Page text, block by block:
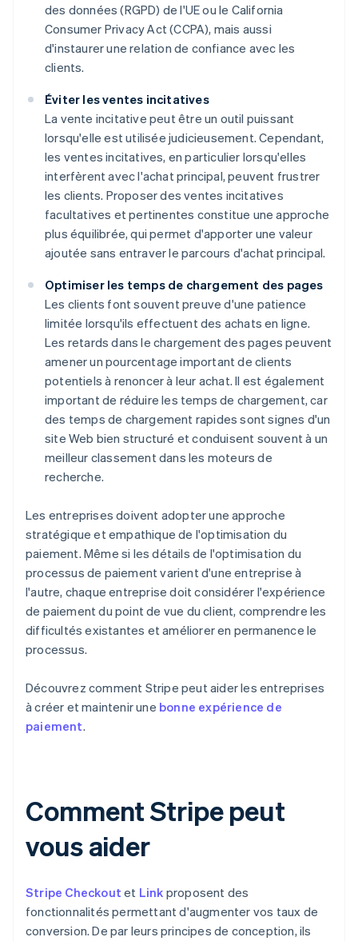
des données (RGPD) de l'UE ou le California
Consumer Privacy Act (CCPA), mais aussi
d'instaurer une relation de confiance avec les
clients.
Éviter les ventes incitatives
La vente incitative peut être un outil puissant
lorsqu'elle est utilisée judicieusement. Cependant,
les ventes incitatives, en particulier lorsqu'elles
interfèrent avec l'achat principal, peuvent frustrer
les clients. Proposer des ventes incitatives
facultatives et pertinentes constitue une approche
plus équilibrée, qui permet d'apporter une valeur
ajoutée sans entraver le parcours d'achat principal.
Optimiser les temps de chargement des pages
Les clients font souvent preuve d'une patience
limitée lorsqu'ils effectuent des achats en ligne.
Les retards dans le chargement des pages peuvent
amener un pourcentage important de clients
potentiels à renoncer à leur achat. Il est également
important de réduire les temps de chargement, car
des temps de chargement rapides sont signes d'un
site Web bien structuré et conduisent souvent à un
meilleur classement dans les moteurs de
recherche.
Les entreprises doivent adopter une approche
stratégique et empathique de l'optimisation du
paiement. Même si les détails de l'optimisation du
processus de paiement varient d'une entreprise à
l'autre, chaque entreprise doit considérer l'expérience
de paiement du point de vue du client, comprendre les
difficultés existantes et améliorer en permanence le
processus.
Découvrez comment Stripe peut aider les entreprises
à créer et maintenir une bonne expérience de
paiement.
Comment Stripe peut
vous aider
Stripe Checkout et Link proposent des
fonctionnalités permettant d'augmenter vos taux de
conversion. De par leurs principes de conception, ils